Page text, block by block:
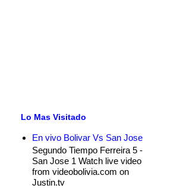
Lo Mas Visitado
En vivo Bolivar Vs San Jose
Segundo Tiempo Ferreira 5 -
San Jose 1 Watch live video
from videobolivia.com on
Justin.tv